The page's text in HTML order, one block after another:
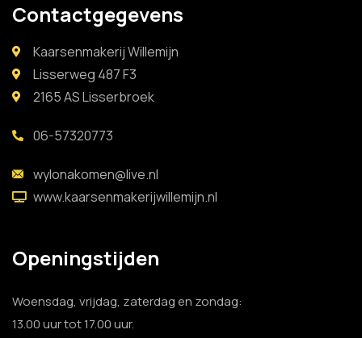
Contactgegevens
Kaarsenmakerij Willemijn
Lisserweg 487 F3
2165 AS Lisserbroek
06-57320773
wylonakomen@live.nl
www.kaarsenmakerijwillemijn.nl
Openingstijden
Woensdag, vrijdag, zaterdag en zondag:
13.00 uur tot 17.00 uur.